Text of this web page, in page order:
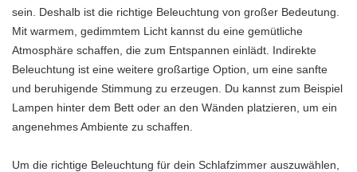
sein. Deshalb ist die richtige Beleuchtung von großer Bedeutung.
Mit warmem, gedimmtem Licht kannst du eine gemütliche
Atmosphäre schaffen, die zum Entspannen einlädt. Indirekte
Beleuchtung ist eine weitere großartige Option, um eine sanfte
und beruhigende Stimmung zu erzeugen. Du kannst zum Beispiel
Lampen hinter dem Bett oder an den Wänden platzieren, um ein
angenehmes Ambiente zu schaffen.
Um die richtige Beleuchtung für dein Schlafzimmer auszuwählen,